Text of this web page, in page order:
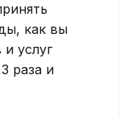
как вы
услуг
раза и